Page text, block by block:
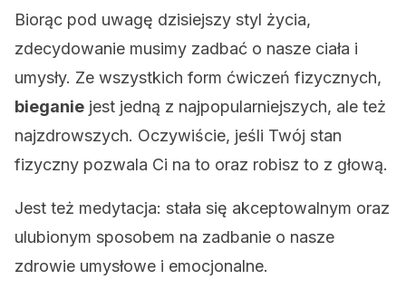
Biorąc pod uwagę dzisiejszy styl życia,
zdecydowanie musimy zadbać o nasze ciała i
umysły. Ze wszystkich form ćwiczeń fizycznych,
bieganie jest jedną z najpopularniejszych, ale też
najzdrowszych. Oczywiście, jeśli Twój stan
fizyczny pozwala Ci na to oraz robisz to z głową.
Jest też medytacja: stała się akceptowalnym oraz
ulubionym sposobem na zadbanie o nasze
zdrowie umysłowe i emocjonalne.